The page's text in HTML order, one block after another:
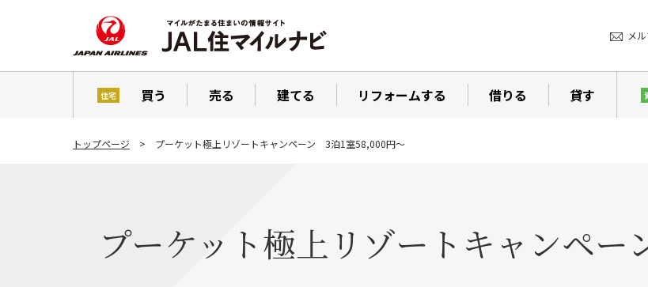
メ
住宅 買う 売る 建てる リフォームする 借りる 貸す
トップページ プーケット極上リゾートキャンペーン 3泊1室58,000円～
プーケット極上リゾートキャンペ